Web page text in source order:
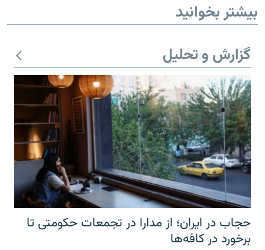
زبان‌های دیگر
بیشتر بخوانید
گزارش و تحلیل
حجاب در ایران؛ از مدارا در تجمعات حکومتی تا
برخورد در کافه‌ها